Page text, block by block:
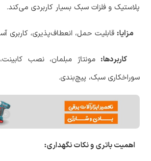
پلاستیک و فلزات سبک بسیار کاربردی می‌کند.
مزایا: قابلیت حمل، انعطاف‌پذیری، کاربری
‏ کاربردها: مونتاژ مبلمان، نصب
سوراخکاری سبک، پیچ‌بندی.
‏ اهمیت باتری و نکات نگهداری: